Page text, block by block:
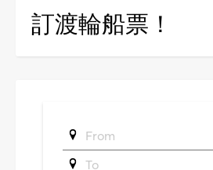
訂渡輪船票！